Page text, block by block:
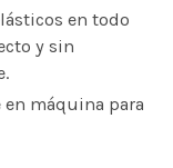
en todo
y sin
en máquina para